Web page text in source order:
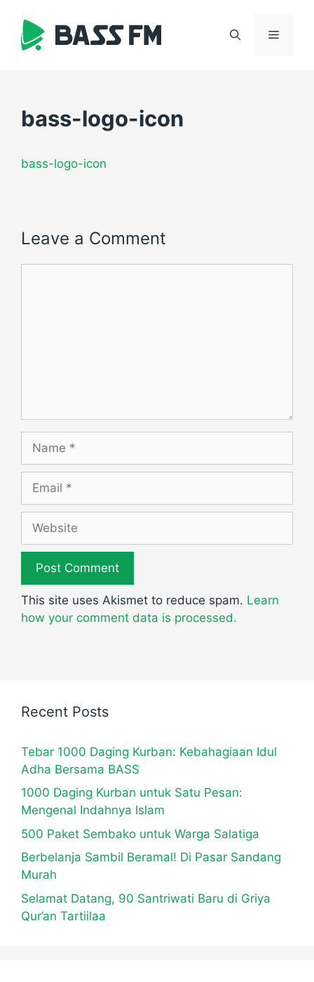
content
Menu
bass-logo-icon
bass-logo-icon
Leave a Comment
Name
Email
Website
This site uses Akismet to reduce spam. Learn
how your comment data is processed.
Recent Posts
Tebar 1000 Daging Kurban: Kebahagiaan Idul
Adha Bersama BASS
1000 Daging Kurban untuk Satu Pesan:
Mengenal Indahnya Islam
500 Paket Sembako untuk Warga Salatiga
Berbelanja Sambil Beramal! Di Pasar Sandang
Murah
Selamat Datang, 90 Santriwati Baru di Griya
Qur’an Tartiilaa